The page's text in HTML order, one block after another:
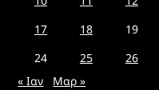
17
18 19
24
25 26
« Ιαν
Μαρ »